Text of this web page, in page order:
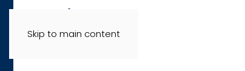
Skip to main content